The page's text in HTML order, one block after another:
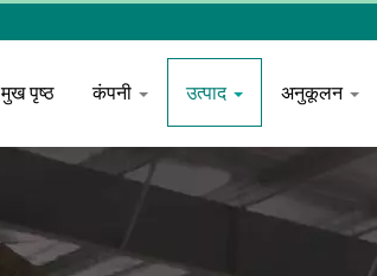
मुख पृष्ठ कंपनी उत्पाद अनुकूलन